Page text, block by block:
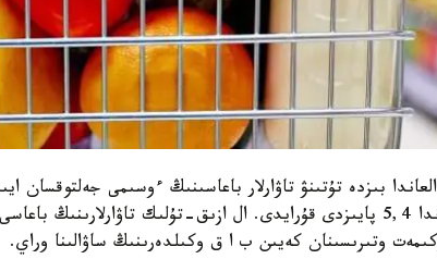
سالىستىرعاندا 5,4 پايىزدى قۇرايدى. ال ازىق-تۇلىك
وتىرىسىنان كەيىن ب ا ق وكىلدەرىنىڭ ساۋالىنا وراي.